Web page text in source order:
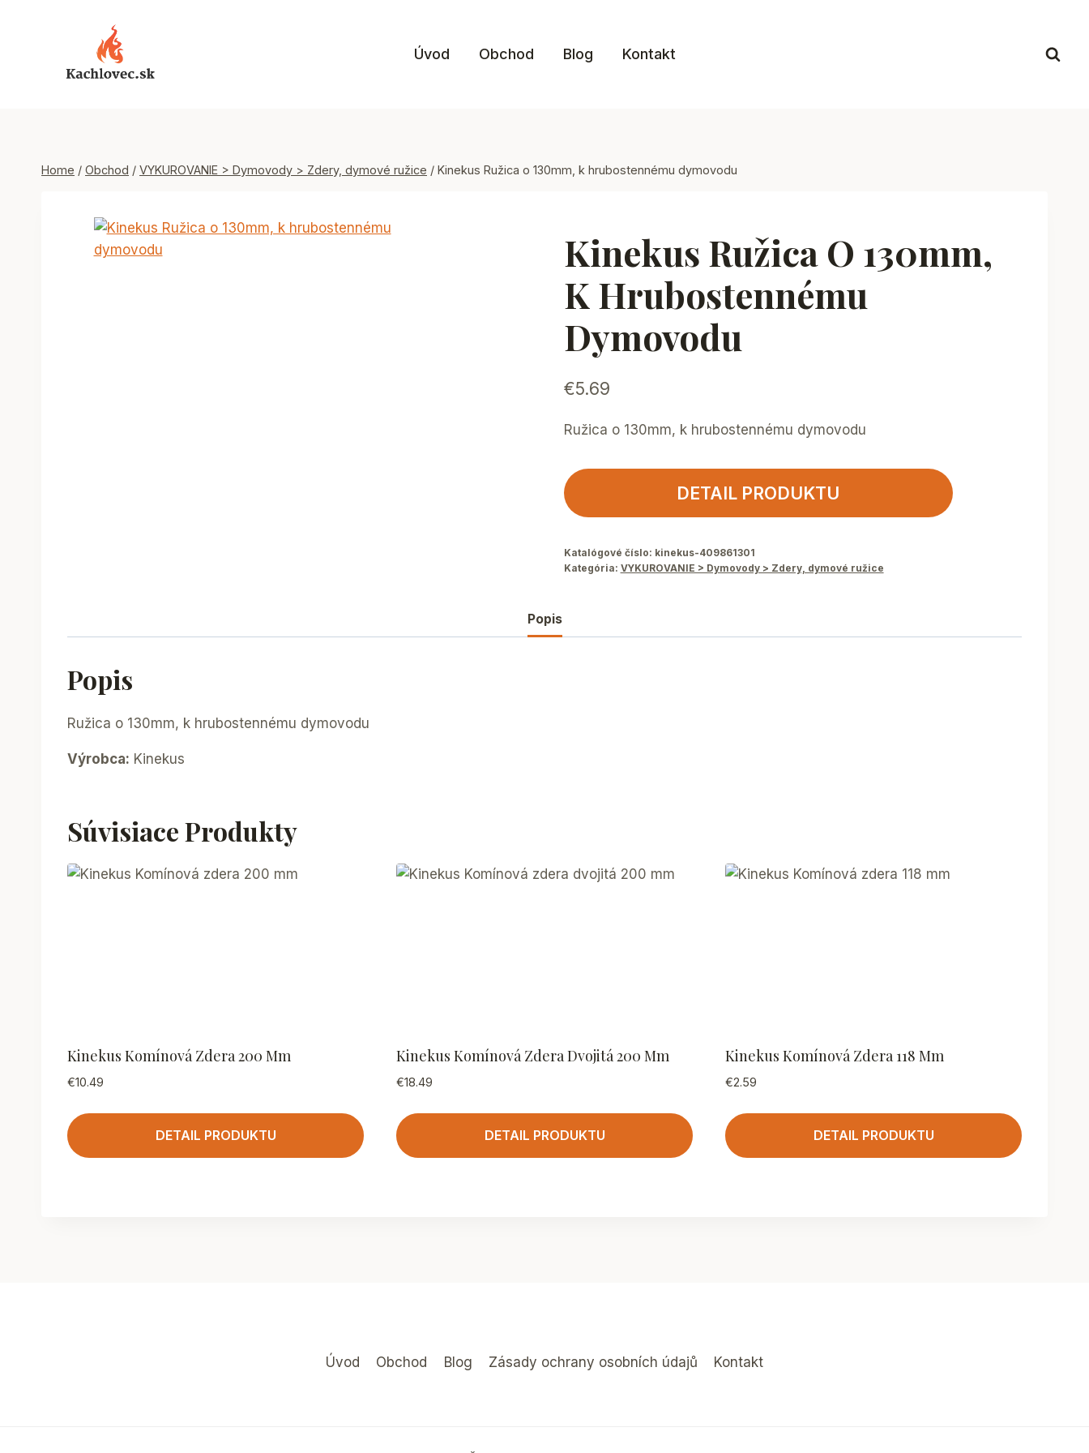
Úvod Obchod Blog Kontakt
Home / Obchod / VYKUROVANIE > Dymovody > Zdery, dymové ružice / Kinekus Ružica o 130mm, k hrubostennému dymovodu
Kinekus Ružica O 130mm,
K Hrubostennému
Dymovodu
€5.69
Ružica o 130mm, k hrubostennému dymovodu
DETAIL PRODUKTU
Katalógové číslo: kinekus-409861301
Kategória: VYKUROVANIE > Dymovody > Zdery, dymové ružice
Popis
Popis
Ružica o 130mm, k hrubostennému dymovodu
Výrobca: Kinekus
Súvisiace Produkty
Kinekus Komínová Zdera 200 Mm
€10.49
DETAIL PRODUKTU
Kinekus Komínová Zdera Dvojitá 200 Mm
€18.49
DETAIL PRODUKTU
Kinekus Komínová Zdera 118 Mm
€2.59
DETAIL PRODUKTU
Úvod Obchod Blog Zásady ochrany osobních údajů Kontakt